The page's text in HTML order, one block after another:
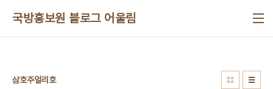
국방홍보원 블로그 어울림
삼호주얼리호